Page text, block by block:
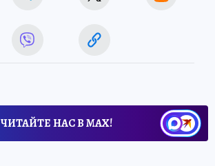
ЧИТАЙТЕ НАС В МАХ!